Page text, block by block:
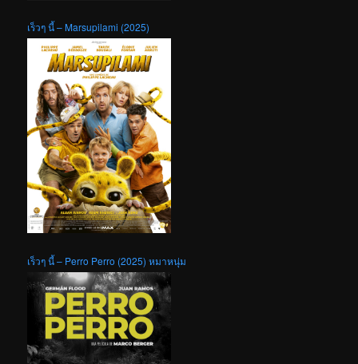
เร็วๆ นี้ – Marsupilami (2025)
เร็วๆ นี้ – Perro Perro (2025) หมาหนุ่ม